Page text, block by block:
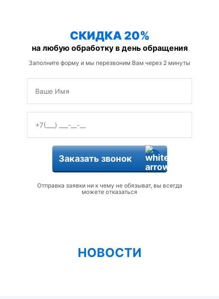
СКИДКА 20%
на любую обработку в день обращения
Заполните форму и мы перезвоним Вам через 2 минуты
Заказать звонок
Отправка заявки ни к чему не обязыват, вы всегда
можете отказаться
НОВОСТИ